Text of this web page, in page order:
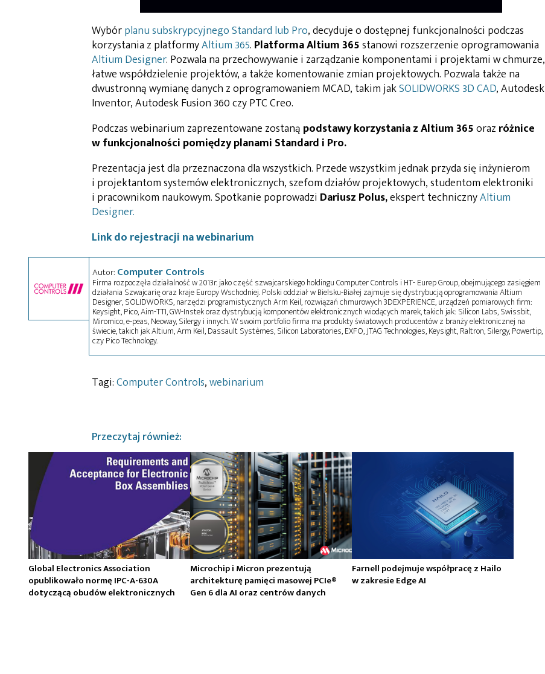
Wybórplanu subskrypcyjnego Standard lub Pro, decyduje o dostępnej funkcjonalności podczas
korzystania z platformyAltium 365. Platforma Altium 365stanowi rozszerzenie oprogramowania
Altium Designer. Pozwala na przechowywanie i zarządzanie komponentami i projektami w chmurze,
łatwe współdzielenie projektów, a także komentowanie zmian projektowych. Pozwala także na
dwustronną wymianę danych z oprogramowaniem MCAD, takim jakSOLIDWORKS 3D CAD, Autodesk
Inventor, Autodesk Fusion 360 czy PTC Creo.
Podczas webinarium zaprezentowane zostaną podstawy korzystania z Altium 365oraz różnice
w funkcjonalności pomiędzy planami Standard i Pro.
Prezentacja jest dla przeznaczona dla wszystkich. Przede wszystkim jednak przyda się inżynierom
i projektantom systemów elektronicznych, szefom działów projektowych, studentom elektroniki
i pracownikom naukowym. Spotkanie poprowadzi Dariusz Polus,ekspert technicznyAltium
Designer.
Link do rejestracji na webinarium
Autor: Computer Controls
Firma rozpoczęła działalność w 2013r. jako część szwajcarskiego holdingu Computer Controls i HT- Eurep Group, obejmującego zasięgiem
działania Szwajcarię oraz kraje Europy Wschodniej. Polski oddział w Bielsku-Białej zajmuje się dystrybucją oprogramowania Altium
Designer, SOLIDWORKS, narzędzi programistycznych Arm Keil, rozwiązań chmurowych 3DEXPERIENCE, urządzeń pomiarowych firm:
Keysight, Pico, Aim-TTI, GW-Instek oraz dystrybucją komponentów elektronicznych wiodących marek, takich jak: Silicon Labs, Swissbit,
Miromico, e-peas, Neoway, Silergy i innych. W swoim portfolio firma ma produkty światowych producentów z branży elektronicznej na
świecie, takich jak Altium, Arm Keil, Dassault Systèmes, Silicon Laboratories, EXFO, JTAG Technologies, Keysight, Raltron, Silergy, Powertip,
czy Pico Technology.
Tagi:Computer Controls,webinarium
Przeczytaj również:
Global Electronics Association
opublikowało normę IPC-A-630A
dotyczącą obudów elektronicznych
Microchip i Micron prezentują
architekturę pamięci masowej PCIe®
Gen 6 dla AI oraz centrów danych
Farnell podejmuje współpracę z Hailo
w zakresie Edge AI